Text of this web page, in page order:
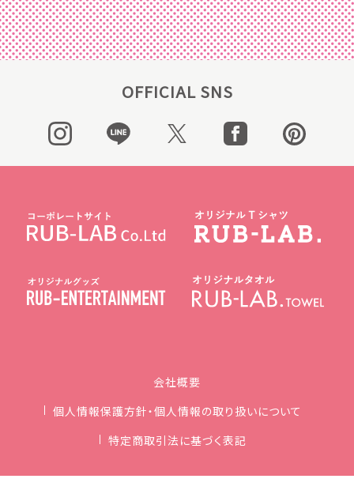
OFFICIAL SNS
会社概要
個人情報保護方針・個人情報の取り扱いについて
特定商取引法に基づく表記